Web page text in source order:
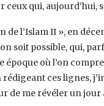
ceux qui,
l’Islam II », en
soit possible, qui,
‎époque où l’on
ces lignes,
de me révéler un